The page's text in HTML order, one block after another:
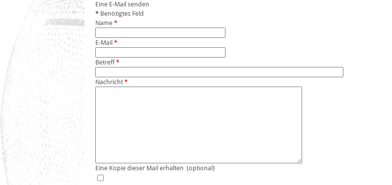
Eine E-Mail senden
* Benötigtes Feld
Name *
E-Mail *
Betreff*
Nachricht *
Eine Kopie dieser Mail erhalten (optional)